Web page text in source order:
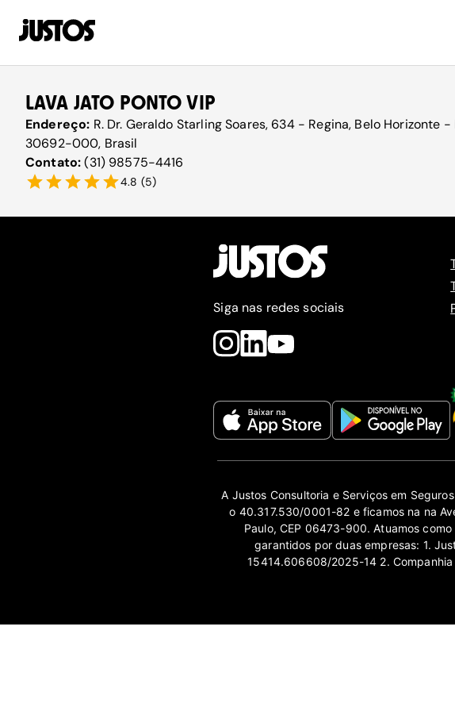
LAVA JATO PONTO VIP
Endereço: R. Dr. Geraldo Starling Soares, 634 - Regina, Belo Horizonte -
30692-000, Brasil
Contato:(31) 98575-4416
4.8 (5)
Siga nas redes sociais
A Justos Consultoria e Serviços em
o 40.317.530/0001-82 e ficamos na na
Paulo, CEP 06473-900. Atuamos
garantidos por duas empresas: 1.
15414.606608/2025-14 2. Companhia